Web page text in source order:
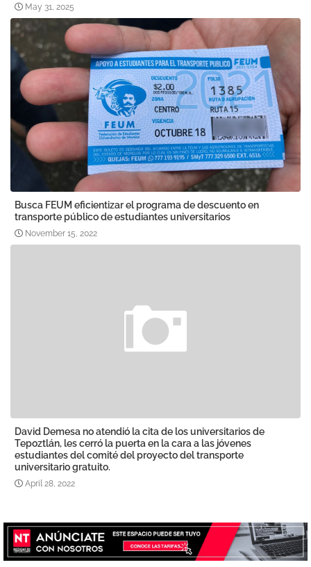
May 31, 2025
Busca FEUM eficientizar el programa de descuento en
transporte público de estudiantes universitarios
November 15, 2022
David Demesa no atendió la cita de los universitarios de
Tepoztlán, les cerró la puerta en la cara a las jóvenes
estudiantes del comité del proyecto del transporte
universitario gratuito.
April 28, 2022